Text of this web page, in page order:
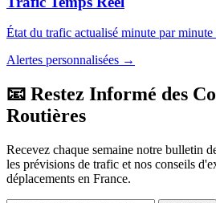
État du trafic actualisé minute par
Alertes personnalisées →
📧 Restez Informé des
Routières
Recevez chaque semaine notre bulletin
les prévisions de trafic et nos conseils
déplacements en France.